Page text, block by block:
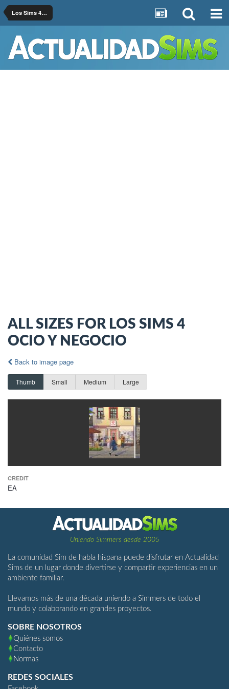
Los Sims 4 Ocio y Negocio
ALL SIZES FOR LOS SIMS 4
OCIO Y NEGOCIO
Back to image page
Thumb Small Medium Large
CREDIT
EA
Uniendo Simmers desde 2005
La comunidad Sim de habla hispana puede disfrutar en Actualidad
Sims de un lugar donde divertirse y compartir experiencias en un
ambiente familiar.
Llevamos más de una década uniendo a Simmers de todo el
mundo y colaborando en grandes proyectos.
SOBRE NOSOTROS
Quiénes somos
Contacto
Normas
REDES SOCIALES